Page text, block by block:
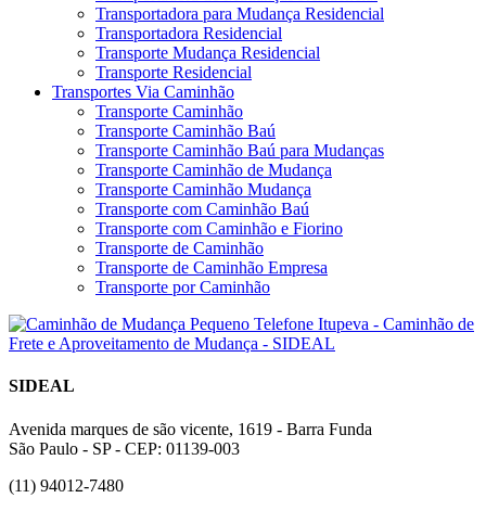
Transportadora para Mudança Residencial
Transportadora Residencial
Transporte Mudança Residencial
Transporte Residencial
Transportes Via Caminhão
Transporte Caminhão
Transporte Caminhão Baú
Transporte Caminhão Baú para Mudanças
Transporte Caminhão de Mudança
Transporte Caminhão Mudança
Transporte com Caminhão Baú
Transporte com Caminhão e Fiorino
Transporte de Caminhão
Transporte de Caminhão Empresa
Transporte por Caminhão
SIDEAL
Avenida marques de são vicente, 1619 - Barra Funda
São Paulo - SP - CEP: 01139-003
(11) 94012-7480